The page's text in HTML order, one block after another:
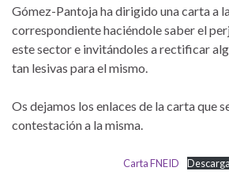
Gómez-Pantoja ha dirigido una carta a
correspondiente haciéndole saber el
este sector e invitándoles a rectificar
tan lesivas para el mismo.
Os dejamos los enlaces de la carta que
contestación a la misma.
Carta FNEID Descarga